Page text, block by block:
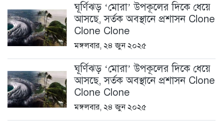
ঘূর্ণিঝড় ‘মোরা’ উপকূলের দিকে ধেয়ে
আসছে, সর্তক অবস্থানে প্রশাসন Clone
Clone Clone
মঙ্গলবার, ২৪ জুন ২০২৫
ঘূর্ণিঝড় ‘মোরা’ উপকূলের দিকে ধেয়ে
আসছে, সর্তক অবস্থানে প্রশাসন Clone
Clone Clone
মঙ্গলবার, ২৪ জুন ২০২৫